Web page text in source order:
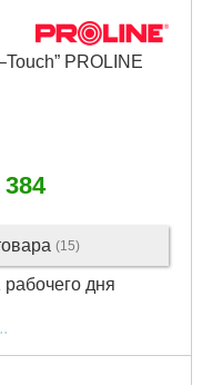
PROLINE
384
(15)
рабочего дня